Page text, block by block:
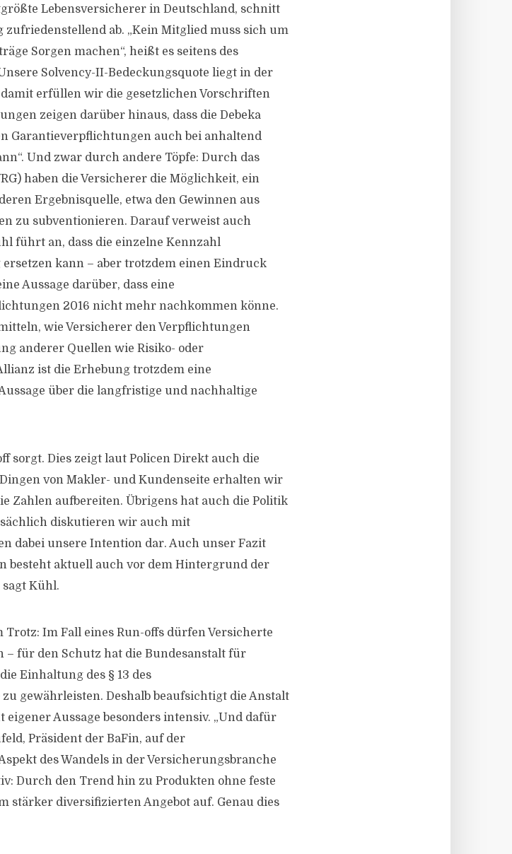
Lebensversicherer in Deutschland, schnitt
ab. „Kein Mitglied muss sich um
Sorgen machen“, heißt es seitens des
Solvency-II-Bedeckungsquote liegt in der
erfüllen wir die gesetzlichen Vorschriften
zeigen darüber hinaus, dass die Debeka
Garantieverpflichtungen auch bei anhaltend
Und zwar durch andere Töpfe: Durch das
haben die Versicherer die Möglichkeit, ein
Ergebnisquelle, etwa den Gewinnen aus
zu subventionieren. Darauf verweist auch
führt an, dass die einzelne Kennzahl
kann – aber trotzdem einen Eindruck
Aussage darüber, dass eine
2016 nicht mehr nachkommen könne.
wie Versicherer den Verpflichtungen
anderer Quellen wie Risiko- oder
ist die Erhebung trotzdem eine
über die langfristige und nachhaltige
sorgt. Dies zeigt laut Policen Direkt auch die
von Makler- und Kundenseite erhalten wir
Zahlen aufbereiten. Übrigens hat auch die Politik
diskutieren wir auch mit
dabei unsere Intention dar. Auch unser Fazit
besteht aktuell auch vor dem Hintergrund der
sagt Kühl.
Im Fall eines Run-offs dürfen Versicherte
für den Schutz hat die Bundesanstalt für
Einhaltung des § 13 des
gewährleisten. Deshalb beaufsichtigt die Anstalt
Aussage besonders intensiv. „Und dafür
Präsident der BaFin, auf der
des Wandels in der Versicherungsbranche
Durch den Trend hin zu Produkten ohne feste
stärker diversifizierten Angebot auf. Genau dies